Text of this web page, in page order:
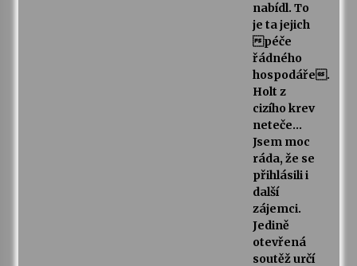
nabídl. To
je ta jejich
péče
řádného
hospodáře.
Holt z
cizího krev
neteče…
Jsem moc
ráda, že se
přihlásili i
další
zájemci.
Jedině
otevřená
soutěž určí